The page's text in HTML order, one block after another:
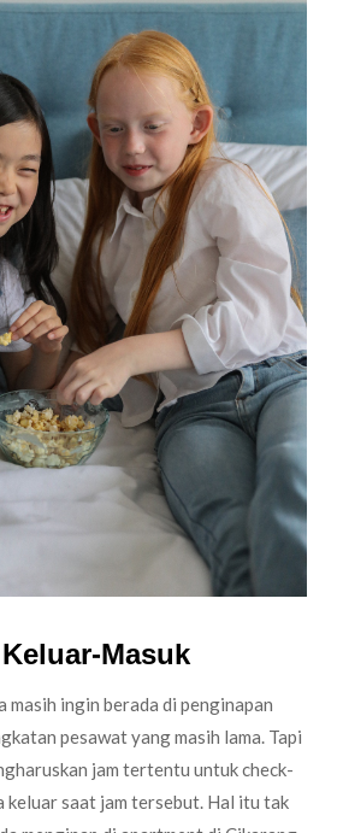
Masuk
masih ingin berada di penginapan
pesawat yang masih lama. Tapi
jam tertentu untuk check-
keluar saat jam tersebut. Hal itu tak